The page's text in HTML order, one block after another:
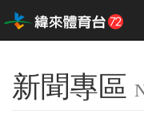
新聞專區